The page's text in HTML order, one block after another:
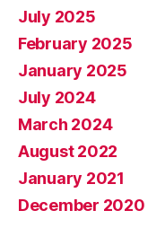
July 2025
February 2025
January 2025
July 2024
March 2024
August 2022
January 2021
December 2020